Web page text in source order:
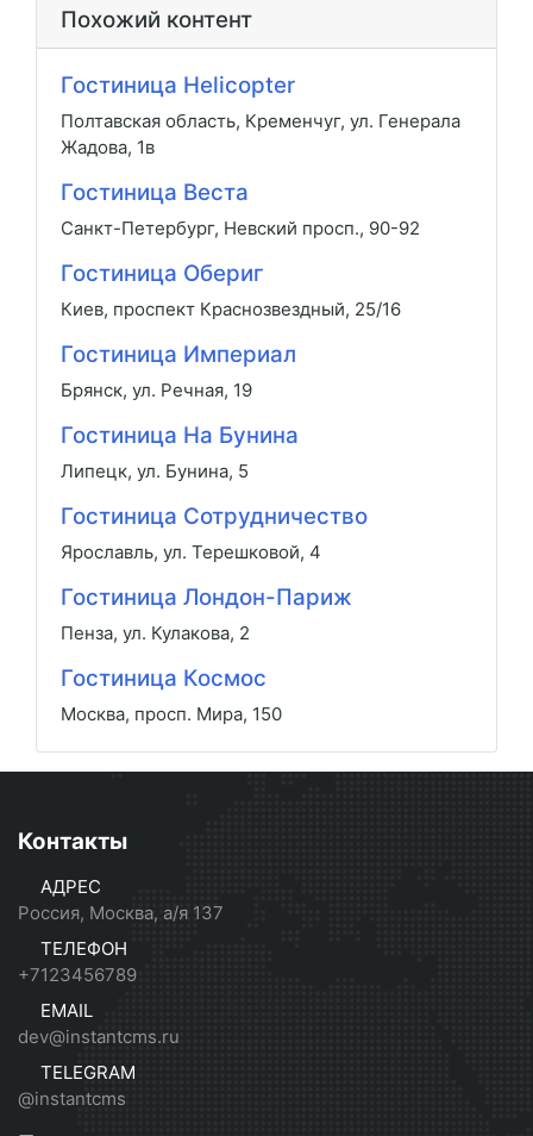
Похожий контент
Гостиница Helicopter
Полтавская область, Кременчуг, ул. Генерала
Жадова, 1в
Гостиница Веста
Санкт-Петербург, Невский просп., 90-92
Гостиница Обериг
Киев, проспект Краснозвездный, 25/16
Гостиница Империал
Брянск, ул. Речная, 19
Гостиница На Бунина
Липецк, ул. Бунина, 5
Гостиница Сотрудничество
Ярославль, ул. Терешковой, 4
Гостиница Лондон-Париж
Пенза, ул. Кулакова, 2
Гостиница Космос
Москва, просп. Мира, 150
Контакты
АДРЕС
Россия, Москва, а/я 137
ТЕЛЕФОН
+7123456789
EMAIL
dev@instantcms.ru
TELEGRAM
@instantcms